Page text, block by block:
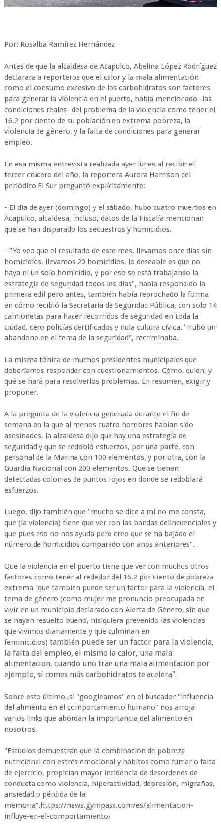
Por: Rosalba Ramírez Hernández
Antes de que la alcaldesa de Acapulco, Abelina López Rodríguez
declarara a reporteros que el calor y la mala alimentación
como el consumo excesivo de los carbohidratos son factores
para generar la violencia en el puerto, había mencionado -las
condiciones reales- del problema de la violencia como tener el
16.2 por ciento de su población en extrema pobreza, la
violencia de género, y la falta de condiciones para generar
empleo.
En esa misma entrevista realizada ayer lunes al recibir el
tercer crucero del año, la reportera Aurora Harrison del
periódico El Sur preguntó explícitamente:
- El día de ayer (domingo) y el sábado, hubo cuatro muertos en
Acapulco, alcaldesa, incluso, datos de la Fiscalía mencionan
que se han disparado los secuestros y homicidios.
- "Yo veo que el resultado de este mes, llevamos once días sin
homicidios, llevamos 20 homicidios, lo deseable es que no
haya ni un solo homicidio, y por eso se está trabajando la
estrategia de seguridad todos los días", había respondido la
primera edil pero antes, también había reprochado la forma
en cómo recibió la Secretaría de Seguridad Pública, con solo 14
camionetas para hacer recorridos de seguridad en toda la
ciudad, cero policías certificados y nula cultura cívica. "Hubo un
abandono en el tema de la seguridad", recriminaba.
La misma tónica de muchos presidentes municipales que
deberíamos responder con cuestionamientos. Cómo, quien, y
qué se hará para resolverlos problemas. En resumen, exigir y
proponer.
A la pregunta de la violencia generada durante el fin de
semana en la que al menos cuatro hombres habían sido
asesinados, la alcaldesa dijo que hay una estrategia de
seguridad y que se redobló esfuerzos, por una parte, con
personal de la Marina con 100 elementos, y por otra, con la
Guardia Nacional con 200 elementos. Que se tienen
detectadas colonias de puntos rojos en donde se redoblará
esfuerzos.
Luego, dijo también que "mucho se dice a mí no me consta,
que (la violencia) tiene que ver con las bandas delincuenciales y
que pues eso no nos ayuda pero creo que se ha bajado el
número de homicidios comparado con años anteriores".
Que la violencia en el puerto tiene que ver con muchos otros
factores como tener al rededor del 16.2 por ciento de pobreza
extrema "que también puede ser un factor para la violencia, el
tema de género (como mujer me pronuncio preocupada en
vivir en un municipio declarado con Alerta de Género, sin que
se hayan resuelto bueno, nisiquiera prevenido las violencias
que vivimos diariamente y que culminan en
feminicidios) también puede ser un factor para la violencia,
la falta del empleo, el mismo la calor, una mala
alimentación, cuando uno trae una mala alimentación por
ejemplo, si comes más carbohidratos te acelera".
Sobre esto último, si "googleamos" en el buscador "influencia
del alimento en el comportamiento humano" nos arroja
varios links que abordan la importancia del alimento en
nosotros.
"Estudios demuestran que la combinación de pobreza
nutricional con estrés emocional y hábitos como fumar o falta
de ejercicio, propician mayor incidencia de desordenes de
conducta como violencia, hiperactividad, depresión, migrañas,
ansiedad o pérdida de la
memoria".https://news.gympass.com/es/alimentacion-
influye-en-el-comportamiento/